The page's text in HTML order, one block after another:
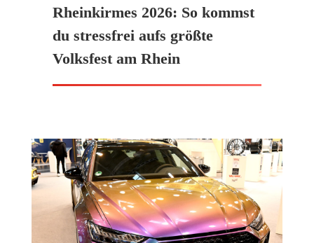
Rheinkirmes 2026: So kommst
du stressfrei aufs größte
Volksfest am Rhein